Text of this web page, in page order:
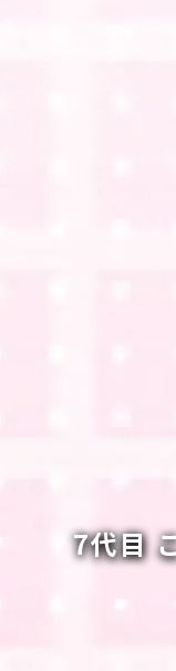
7代目